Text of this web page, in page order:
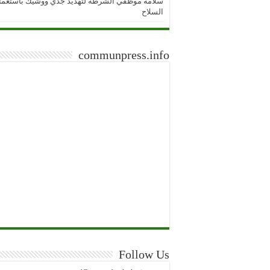
السلاح
communpress.info
Follow Us